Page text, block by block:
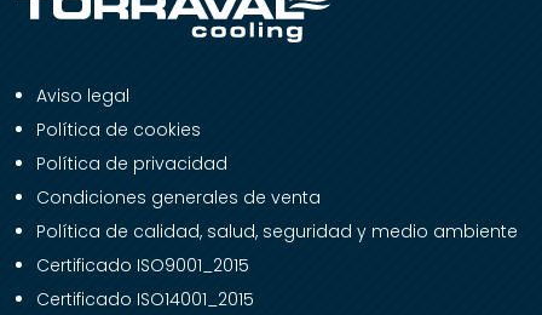
Aviso legal
Política de cookies
Política de privacidad
Condiciones generales de venta
Política de calidad, salud, seguridad y medio ambiente
Certificado ISO9001_2015
Certificado ISO14001_2015